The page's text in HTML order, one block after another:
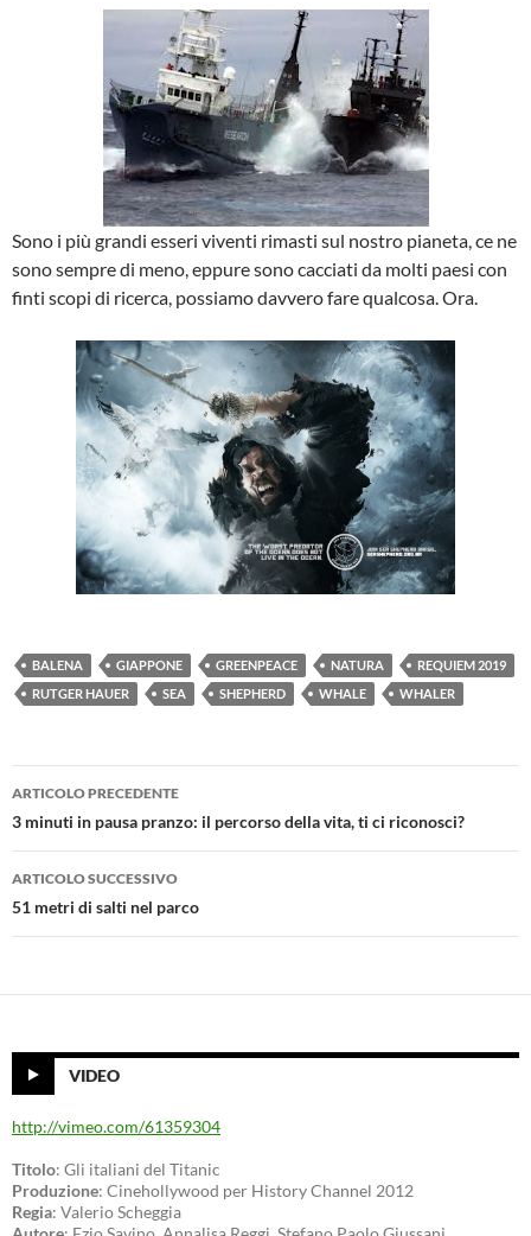
Sono i più grandi esseri viventi rimasti sul nostro pianeta, ce ne
sono sempre di meno, eppure sono cacciati da molti paesi con
finti scopi di ricerca, possiamo davvero fare qualcosa. Ora.
BALENA GIAPPONE GREENPEACE NATURA
REQUIEM 2019
RUTGER HAUER
SEA SHEPHERD WHALE WHALER
Navigazione
articolo
ARTICOLO PRECEDENTE
3 minuti in pausa pranzo: il percorso della vita, ti ci riconosci?
ARTICOLO SUCCESSIVO
51 metri di salti nel parco
VIDEO
http://vimeo.com/61359304
Titolo: Gli italiani del Titanic
Produzione: Cinehollywood per History Channel 2012
Regia: Valerio Scheggia